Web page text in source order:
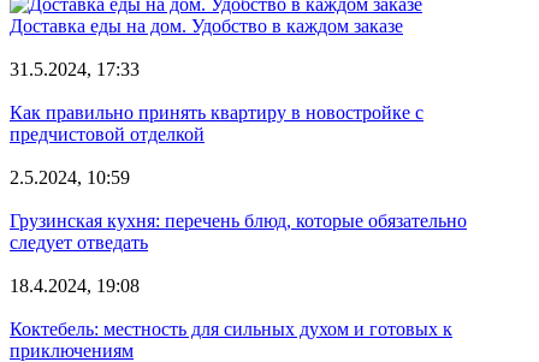
Доставка еды на дом. Удобство в каждом заказе
31.5.2024, 17:33
Как правильно принять квартиру в новостройке с
предчистовой отделкой
2.5.2024, 10:59
Грузинская кухня: перечень блюд, которые обязательно
следует отведать
18.4.2024, 19:08
Коктебель: местность для сильных духом и готовых к
приключениям